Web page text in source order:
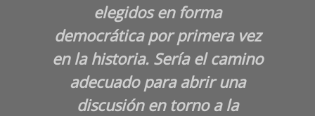
elegidos en forma
democrática por primera vez
en la historia. Sería el camino
adecuado para abrir una
discusión en torno a la